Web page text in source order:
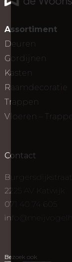
Assortiment
Deuren
Gordijnen
Kasten
Raamdecoratie
Trappen
Vloeren –
Contact
Burgersdijkstraat
2225 AV Katwijk
071 40 74 605
Bezoek ook